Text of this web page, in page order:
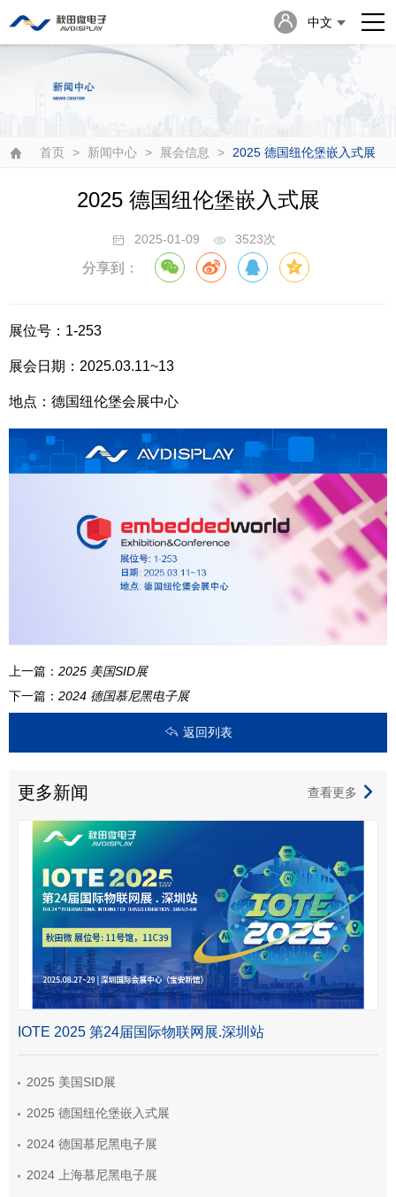
中文
English
首页 > 新闻中心 > 展会信息 > 2025 德国纽伦堡嵌入式展
2025 德国纽伦堡嵌入式展
2025-01-09 3523次
分享到：
展位号：1-253
展会日期：2025.03.11~13
地点：德国纽伦堡会展中心
上一篇： 2025 美国SID展
下一篇： 2024 德国慕尼黑电子展
返回列表
更多新闻 查看更多
IOTE 2025 第24届国际物联网展.深圳站
2025 美国SID展
2025 德国纽伦堡嵌入式展
2024 德国慕尼黑电子展
2024 上海慕尼黑电子展